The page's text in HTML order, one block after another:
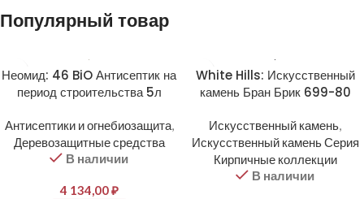
Популярный товар
Неомид: 46 BiO Антисептик на
период строительства 5л
Антисептики и огнебиозащита,
Деревозащитные средства
В наличии
4 134,00₽
White Hills: Искусственный
камень Бран Брик 699-80
Искусственный камень,
Искусственный камень Серия
Кирпичные коллекции
В наличии